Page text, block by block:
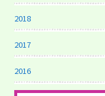
2018
2017
2016